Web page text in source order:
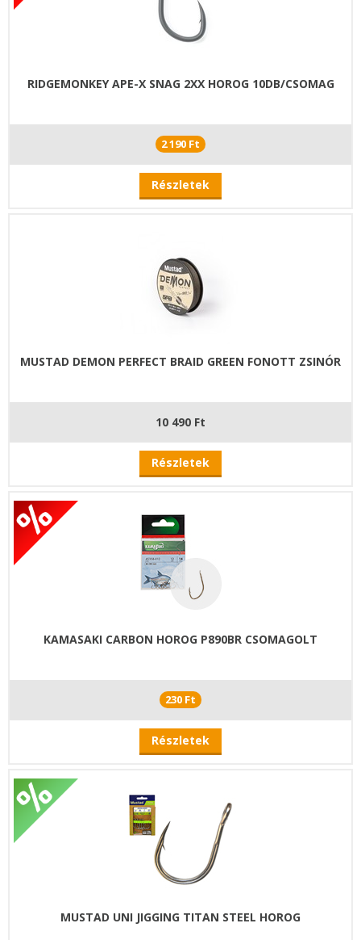
RIDGEMONKEY APE-X SNAG 2XX HOROG 10DB/CSOMAG
2 190 Ft
Részletek
MUSTAD DEMON PERFECT BRAID GREEN FONOTT ZSINÓR
10 490 Ft
Részletek
KAMASAKI CARBON HOROG P890BR CSOMAGOLT
230 Ft
Részletek
MUSTAD UNI JIGGING TITAN STEEL HOROG